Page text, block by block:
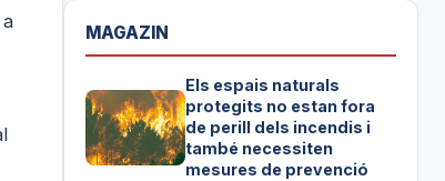
MAGAZIN
Els espais naturals
protegits no estan fora
de perill dels incendis i
també necessiten
mesures de prevenció